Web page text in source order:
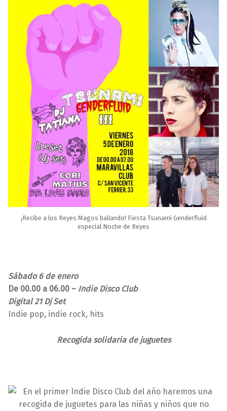
¡Recibe a los Reyes Magos bailando! Fiesta Tsunami Genderfluid
especial Noche de Reyes
Sábado 6 de enero
De 00.00 a 06.00 – Indie Disco Club
Digital 21 Dj Set
Indie pop, indie rock, hits
Recogida solidaria de juguetes